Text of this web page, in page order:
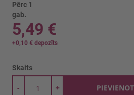
Pērc 1
gab.
5,49 €
+0,10 € depozīts
Skaits
+
-